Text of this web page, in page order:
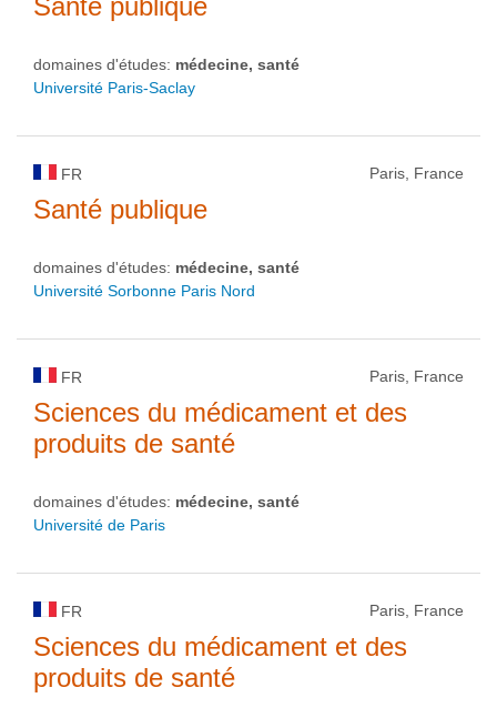
Santé publique
domaines d'études: médecine, santé
Université Paris-Saclay
FR Paris, France
Santé publique
domaines d'études: médecine, santé
Université Sorbonne Paris Nord
FR Paris, France
Sciences du médicament et des
produits de santé
domaines d'études: médecine, santé
Université de Paris
FR Paris, France
Sciences du médicament et des
produits de santé